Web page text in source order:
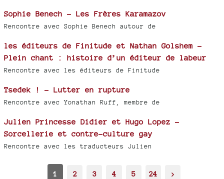
Sophie Benech - Les Frères Karamazov
Rencontre avec Sophie Benech autour de
les éditeurs de Finitude et Nathan Golshem -
Plein chant : histoire d’un éditeur de labeur
Rencontre avec les éditeurs de Finitude
Tsedek ! - Lutter en rupture
Rencontre avec Yonathan Ruff, membre de
Julien Princesse Didier et Hugo Lopez -
Sorcellerie et contre-culture gay
Rencontre avec les traducteurs Julien
1 2 3 4 5 24 >